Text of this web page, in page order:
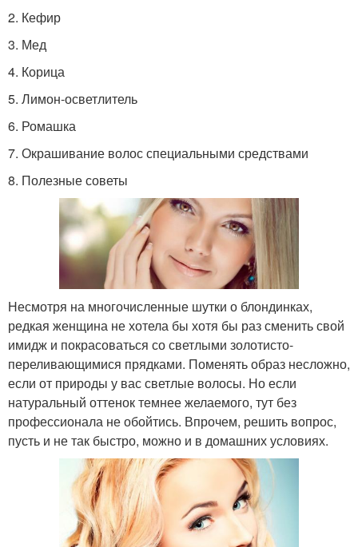
2. Кефир
3. Мед
4. Корица
5. Лимон-осветлитель
6. Ромашка
7. Окрашивание волос специальными средствами
8. Полезные советы
Несмотря на многочисленные шутки о блондинках,
редкая женщина не хотела бы хотя бы раз сменить свой
имидж и покрасоваться со светлыми золотисто-
переливающимися прядками. Поменять образ несложно,
если от природы у вас светлые волосы. Но если
натуральный оттенок темнее желаемого, тут без
профессионала не обойтись. Впрочем, решить вопрос,
пусть и не так быстро, можно и в домашних условиях.